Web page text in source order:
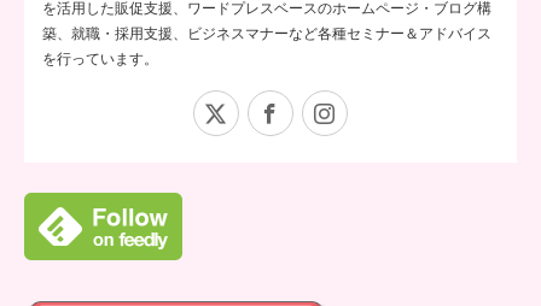
を活用した販促支援、ワードプレスベースのホームページ・ブログ構
築、就職・採用支援、ビジネスマナーなど各種セミナー＆アドバイス
を行っています。
Facebook